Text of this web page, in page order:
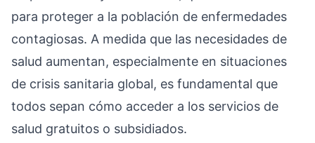
para proteger a la población de enfermedades
contagiosas. A medida que las necesidades de
salud aumentan, especialmente en situaciones
de crisis sanitaria global, es fundamental que
todos sepan cómo acceder a los servicios de
salud gratuitos o subsidiados.